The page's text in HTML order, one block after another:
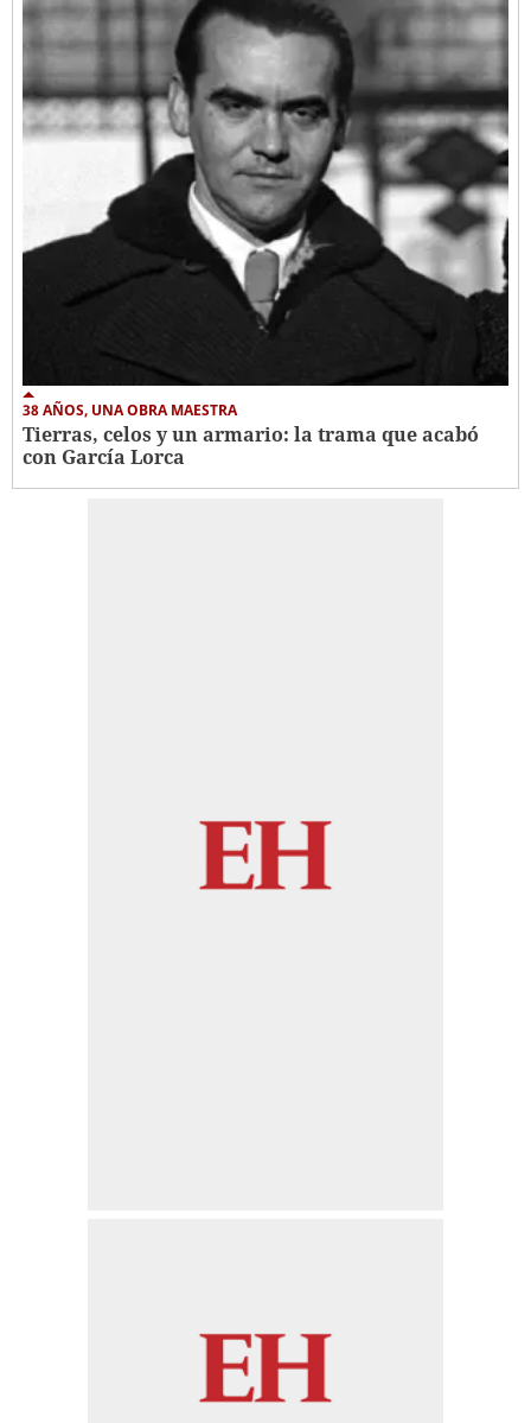
38 AÑOS, UNA OBRA MAESTRA
Tierras, celos y un armario: la trama que acabó
con García Lorca